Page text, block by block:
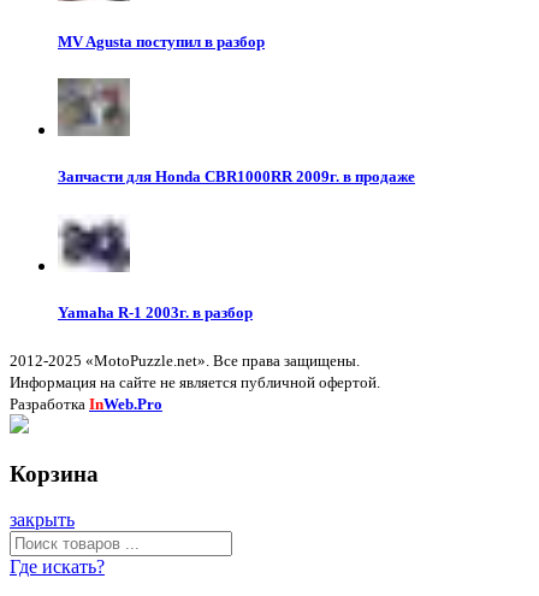
MV Agusta поступил в разбор
Запчасти для Honda CBR1000RR 2009г. в продаже
Yamaha R-1 2003г. в разбор
2012-2025 «MotoPuzzle.net». Все права защищены.
Информация на сайте не является публичной офертой.
Разработка InWeb.Pro
Корзина
закрыть
Где искать?